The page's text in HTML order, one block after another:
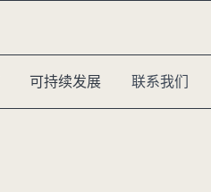
可持续发展 联系我们